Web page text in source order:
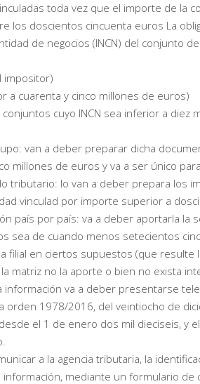
toda vez que el importe de la
los doscientos cincuenta euros La
de negocios (INCN) del conjunto
impositor)
a cuarenta y cinco millones de euros)
cuyo INCN sea inferior a diez
van a deber preparar dicha
millones de euros y va a ser único
tributario: lo van a deber prepara los
vinculad por importe superior a
país por país: va a deber aportarla
sea de cuando menos setecientos
filial en ciertos supuestos (que resulte
matriz no la aporte o bien no exista
información va a deber presentarse
1978/2016, del veintiocho de
el 1 de enero dos mil dieciseis, y
a la agencia tributaria, la
mediante un formulario de